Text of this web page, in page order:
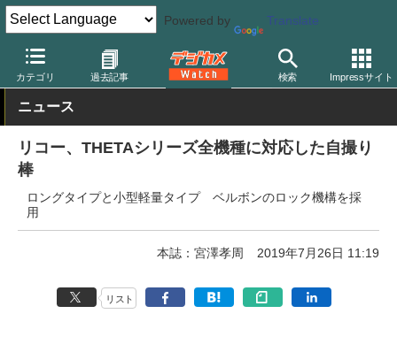
Powered by Translate
カテゴリ 過去記事 検索 Impressサイト
デジカメ Watch 撮影用品 三脚/一脚/雲台
ニュース
リコー、THETAシリーズ全機種に対応した自撮り
棒
ロングタイプと小型軽量タイプ ベルボンのロック機構を採
用
本誌：宮澤孝周 2019年7月26日 11:19
リスト